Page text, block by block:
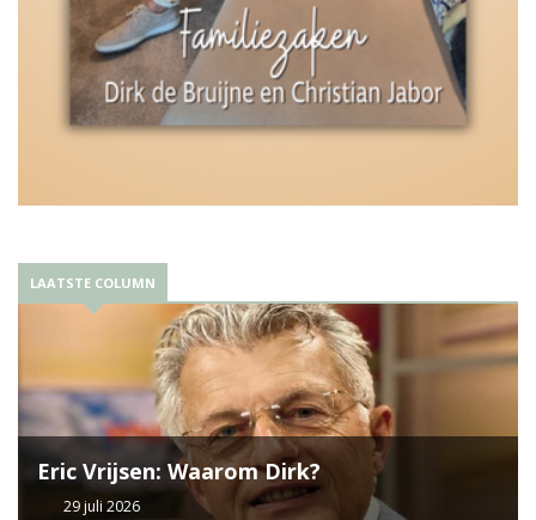
LAATSTE COLUMN
Eric Vrijsen: Waarom Dirk?
29 juli 2026